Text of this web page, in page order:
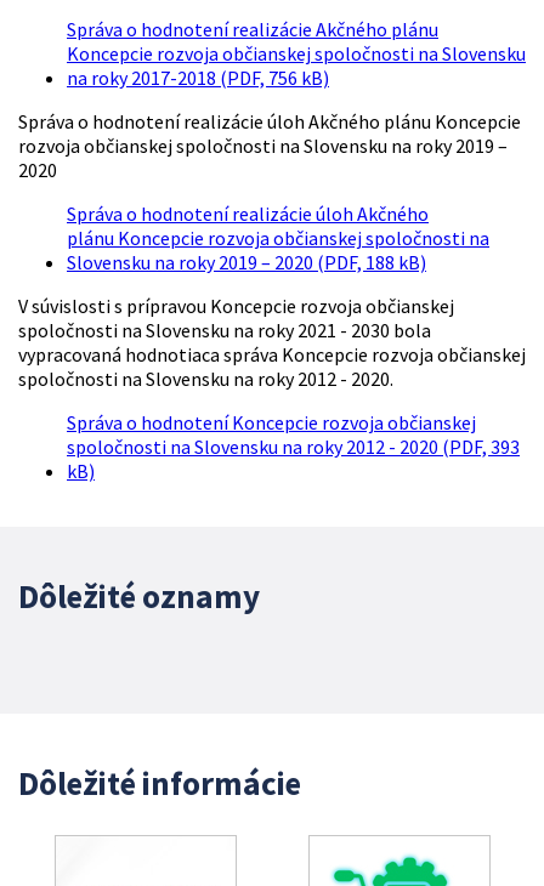
Správa o hodnotení realizácie Akčného plánu
Koncepcie rozvoja občianskej spoločnosti na Slovensku
na roky 2017-2018 (PDF, 756 kB)
Správa o hodnotení realizácie úloh Akčného plánu Koncepcie
rozvoja občianskej spoločnosti na Slovensku na roky 2019 –
2020
Správa o hodnotení realizácie úloh Akčného
plánu Koncepcie rozvoja občianskej spoločnosti na
Slovensku na roky 2019 – 2020 (PDF, 188 kB)
V súvislosti s prípravou Koncepcie rozvoja občianskej
spoločnosti na Slovensku na roky 2021 - 2030 bola
vypracovaná hodnotiaca správa Koncepcie rozvoja občianskej
spoločnosti na Slovensku na roky 2012 - 2020.
Správa o hodnotení Koncepcie rozvoja občianskej
spoločnosti na Slovensku na roky 2012 - 2020 (PDF, 393
kB)
Dôležité oznamy
Dôležité informácie